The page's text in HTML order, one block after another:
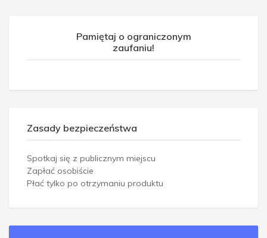
Pamiętaj o ograniczonym
zaufaniu!
Zasady bezpieczeństwa
Spotkaj się z publicznym miejscu
Zapłać osobiście
Płać tylko po otrzymaniu produktu